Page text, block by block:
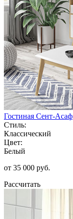
Гостиная Сент-Асаф
Стиль:
Классический
Цвет:
Белый
от 35 000 руб.
Рассчитать